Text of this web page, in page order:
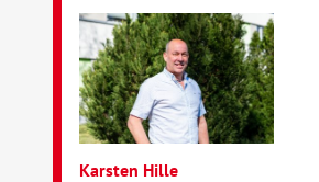
Karsten Hille